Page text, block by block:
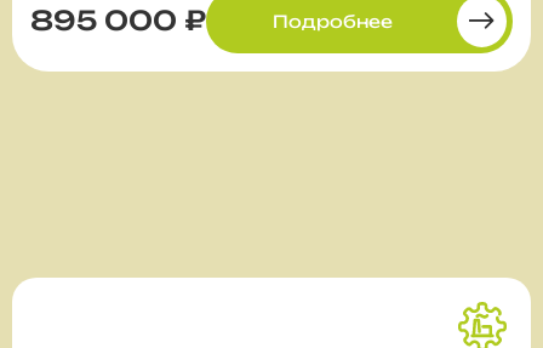
895 000 ₽ Подробнее